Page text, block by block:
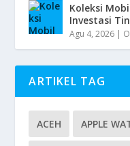
Koleksi
Investasi
Agu 4, 2026 |
ARTIKEL TAG
ACEH APPLE